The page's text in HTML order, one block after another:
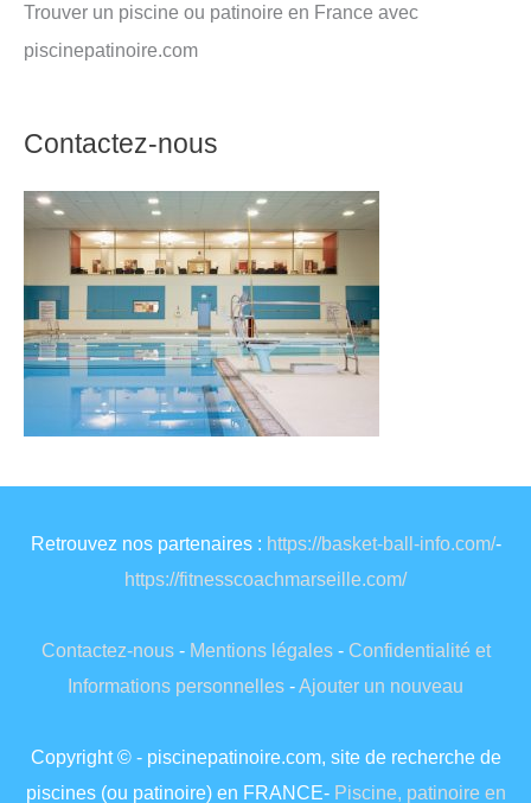
Trouver un piscine ou patinoire en France avec
piscinepatinoire.com
Contactez-nous
Retrouvez nos partenaires : https://basket-ball-info.com/-
https://fitnesscoachmarseille.com/
Contactez-nous- Mentions légales- Confidentialité et
Informations personnelles -Ajouter un nouveau
Copyright © - piscinepatinoire.com, site de recherche de
piscines (ou patinoire) en FRANCE- Piscine, patinoire en